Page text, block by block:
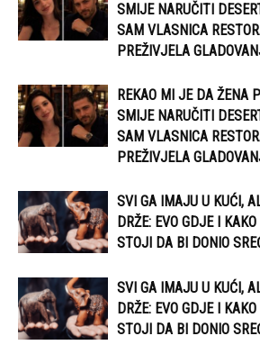
SMIJE NARUČITI
SAM VLASNICA
PREŽIVJELA
REKAO MI JE DA ŽENA
SMIJE NARUČITI
SAM VLASNICA
PREŽIVJELA
SVI GA IMAJU U KUĆI,
DRŽE: EVO GDJE I
STOJI DA BI DONIO
SVI GA IMAJU U KUĆI,
DRŽE: EVO GDJE I
STOJI DA BI DONIO